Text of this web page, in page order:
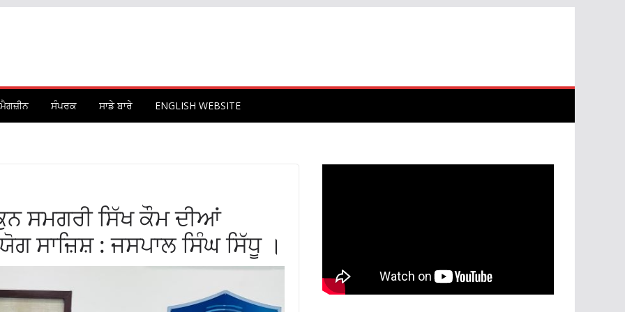
ਮੈਗਜ਼ੀਨ ਸੰਪਰਕ ਸਾਡੇ ਬਾਰੇ ENGLISH WEBSITE
ਸਮਗਰੀ ਸਿੱਖ ਕੌਮ ਦੀਆਂ
ਸਾਜ਼ਿਸ਼ : ਜਸਪਾਲ ਸਿੰਘ ਸਿੱਧੂ ।